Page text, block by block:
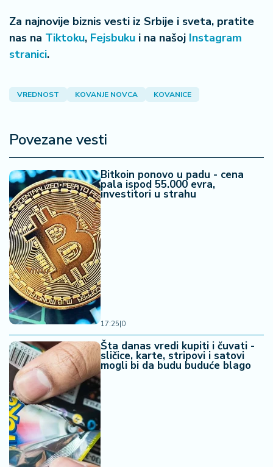
Za najnovije biznis vesti iz Srbije i sveta, pratite
nas na Tiktoku, Fejsbuku i na našoj Instagram
stranici.
VREDNOST KOVANJE NOVCA KOVANICE
Povezane vesti
Bitkoin ponovo u padu - cena
pala ispod 55.000 evra,
investitori u strahu
17:25|0
Šta danas vredi kupiti i čuvati -
sličice, karte, stripovi i satovi
mogli bi da budu buduće blago